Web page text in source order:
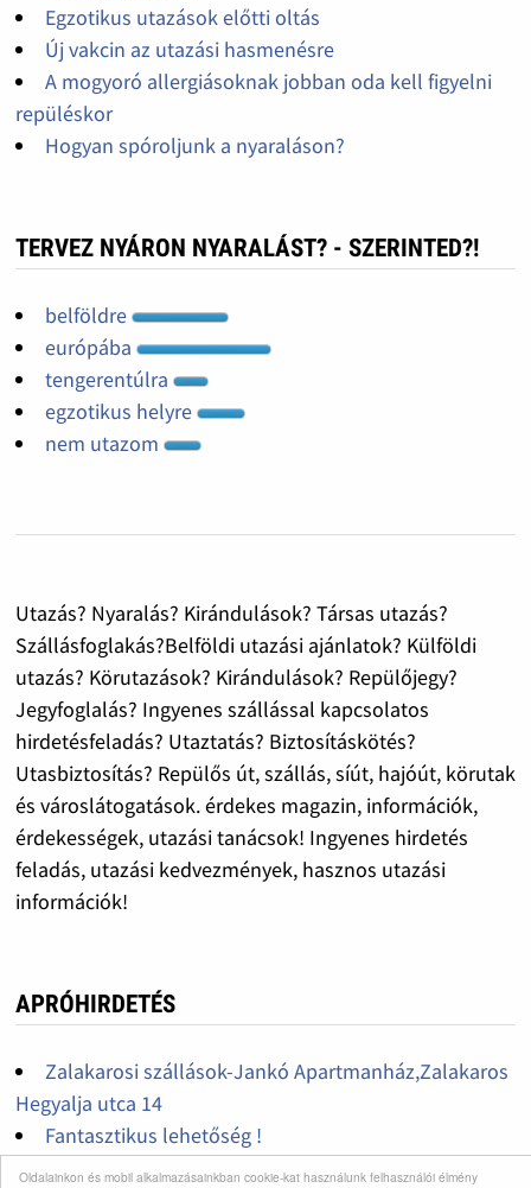
Oldalainkon és mobil alkalmazásainkban cookie-kat használunk felhasználói élmény
Egzotikus utazások előtti oltás
Új vakcin az utazási hasmenésre
A mogyoró allergiásoknak jobban oda kell figyelni
repüléskor
Hogyan spóroljunk a nyaraláson?
TERVEZ NYÁRON NYARALÁST? - SZERINTED?!
belföldre
európába
tengerentúlra
egzotikus helyre
nem utazom
Utazás? Nyaralás? Kirándulások? Társas utazás?
Szállásfoglakás?Belföldi utazási ajánlatok? Külföldi
utazás? Körutazások? Kirándulások? Repülőjegy?
Jegyfoglalás? Ingyenes szállással kapcsolatos
hirdetésfeladás? Utaztatás? Biztosításkötés?
Utasbiztosítás? Repülős út, szállás, síút, hajóút, körutak
és városlátogatások. érdekes magazin, információk,
érdekességek, utazási tanácsok! Ingyenes hirdetés
feladás, utazási kedvezmények, hasznos utazási
információk!
APRÓHIRDETÉS
Zalakarosi szállások-Jankó Apartmanház,Zalakaros
Hegyalja utca 14
Fantasztikus lehetőség !
Fantasztikus lehetőség !